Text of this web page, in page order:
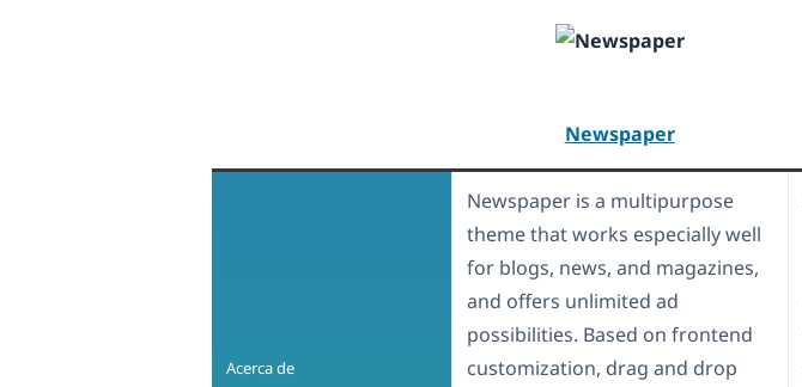
Newspaper
Acerca de
Newspaper is a multipurpose
theme that works especially well
for blogs, news, and magazines,
and offers unlimited ad
possibilities. Based on frontend
customization, drag and drop